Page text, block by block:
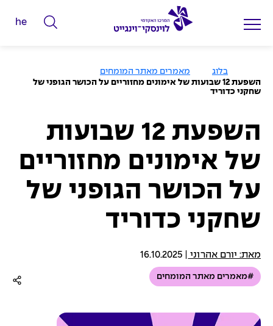
ה
ד
ל
ם
ח
he
ו
ד
י
בלוג
מאמרים מאתר המומחים
השפעת 12 שבועות של אימונים מחזוריים על הכושר הגופני של
שחקני כדוריד
השפעת 12 שבועות
של אימונים מחזוריים
על הכושר הגופני של
שחקני כדוריד
מאת: יורם אהרוני 16.10.2025
#מאמרים מאתר המומחים